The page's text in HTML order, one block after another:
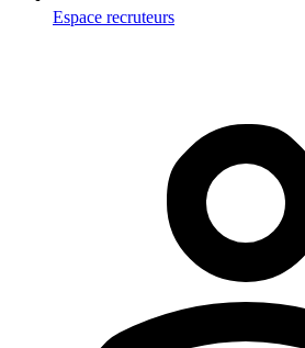
Espace recruteurs